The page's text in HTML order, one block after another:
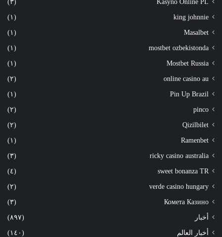
Kasyno Online PL (٣)
king johnnie (١)
Masalbet (١)
mostbet ozbekistonda (١)
Mostbet Russia (١)
online casino au (٢)
Pin Up Brazil (١)
pinco (٢)
Qizilbilet (٢)
Ramenbet (١)
ricky casino australia (٣)
sweet bonanza TR (٤)
verde casino hungary (٢)
Комета Казино (٣)
أخبار (٨٩٧)
أخبار العالم (١٤٠)